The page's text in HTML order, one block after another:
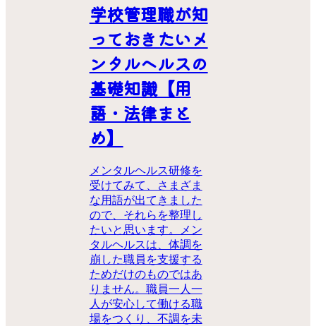
学校管理職が知
っておきたいメ
ンタルヘルスの
基礎知識【用
語・法律まと
め】
メンタルヘルス研修を
受けてみて、さまざま
な用語が出てきました
ので、それらを整理し
たいと思います。メン
タルヘルスは、体調を
崩した職員を支援する
ためだけのものではあ
りません。職員一人一
人が安心して働ける職
場をつくり、不調を未